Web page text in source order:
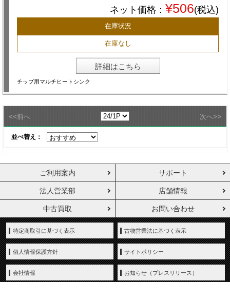
ネット価格： ¥506(税込)
在庫状況
在庫なし
詳細はこちら
チップ用マルチヒートシンク
<<前へ 次へ>>
並べ替え：
ご利用案内 サポート
法人営業部 店舗情報
中古買取 お問い合わせ
特定商取引に基づく表示 古物営業法に基づく表示
個人情報保護方針 サイトポリシー
会社情報 お知らせ（プレスリリース）